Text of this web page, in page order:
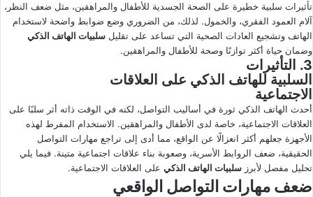
تأثيرات سلبية خطيرة على الصحة الجسدية للأطفال والمراهقين، مثل ضعف النظر،
آلام العمود الفقري، والخمول. لذلك، من الضروري وضع ضوابط واضحة لاستخدام
الهاتف وتشجيع العادات الصحية التي تساعد على تقليل سلبيات الهاتف الذكي
وضمان حياة أكثر توازنًا وصحة للأطفال والمراهقين.
3. التأثيرات
السلبية للهاتف الذكي على العلاقات
الاجتماعية
أحدث الهاتف الذكي ثورة في أساليب التواصل، لكنه في الوقت ذاته أثر سلبًا على
العلاقات الاجتماعية، خاصة لدى الأطفال والمراهقين. الاستخدام المفرط لهذه
الأجهزة جعلهم أكثر انعزالًا عن الواقع، مما أدى إلى تراجع مهارات التواصل
الحقيقية، ضعف الروابط الأسرية، وصعوبة بناء علاقات اجتماعية متينة. فيما يلي
تحليل مفصل لأبرز سلبيات الهاتف الذكي على العلاقات الاجتماعية.
ضعف مهارات التواصل الواقعي